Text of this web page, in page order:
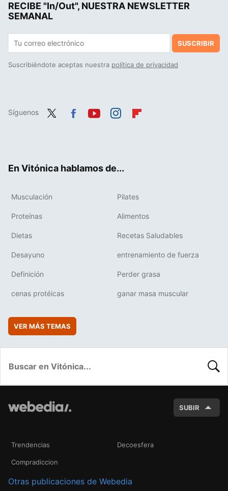
RECIBE "In/Out", NUESTRA NEWSLETTER
SEMANAL
SUSCRIBIR
Suscribiéndote aceptas nuestra política de privacidad
Síguenos
En Vitónica hablamos de...
Musculación Pilates
Proteínas Alimentos
Dietas Recetas Saludables
Desayuno entrenamiento de fuerza
Definición Perder grasa
cenas protéicas ganar masa muscular
VER MÁS TEMAS
SUBIR
Trendencias Decoesfera
Compradiccion
Otras publicaciones de Webedia